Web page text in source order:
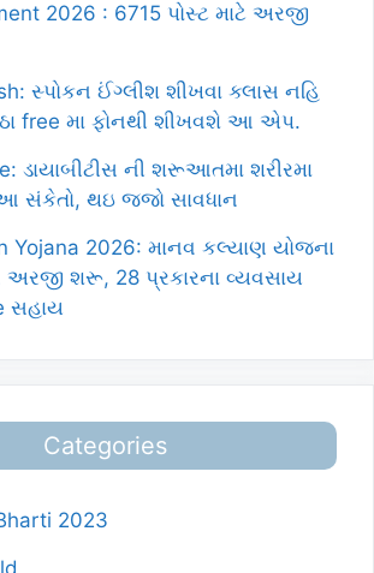
2026 : 6715 પોસ્ટ માટે અરજી
સ્પોકન ઈંગ્લીશ શીખવા ક્લાસ નહિ
free મા ફોનથી શીખવશે આ એપ.
ડાયાબીટીસ ની શરૂઆતમા શરીરમા
સંકેતો, થઇ જજો સાવધાન
Yojana 2026: માનવ કલ્યાણ યોજના
શરૂ, 28 પ્રકારના વ્યવસાય
સહાય
Categories
2023